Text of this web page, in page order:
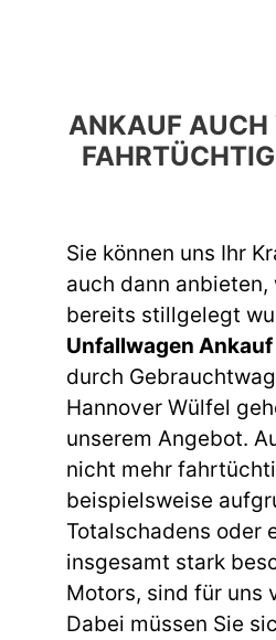
ANKAUF
Sie können uns Ihr
auch dann anbieten,
bereits stillgelegt
Unfallwagen
durch
Hannover Wülfel
unserem Angebot.
nicht mehr
beispielsweise
Totalschadens oder
insgesamt stark
Motors, sind für uns
Dabei müssen Sie